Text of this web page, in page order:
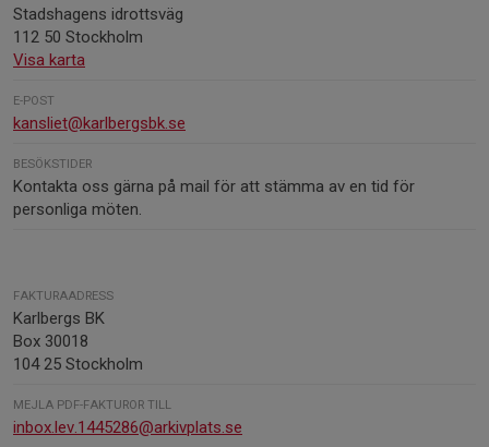
Stadshagens idrottsväg
112 50 Stockholm
Visa karta
E-POST
kansliet@karlbergsbk.se
BESÖKSTIDER
Kontakta oss gärna på mail för att stämma av en tid för
personliga möten.
FAKTURAADRESS
Karlbergs BK
Box 30018
104 25 Stockholm
MEJLA PDF-FAKTUROR TILL
inbox.lev.1445286@arkivplats.se